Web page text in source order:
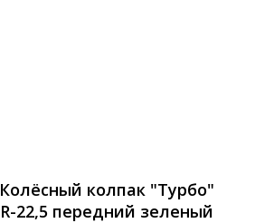
Колёсный колпак "Турбо"
R-22,5 передний зеленый